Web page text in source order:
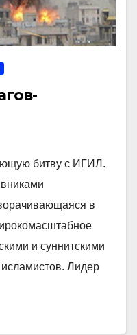
битву с ИГИЛ.
в
и суннитскими
Лидер